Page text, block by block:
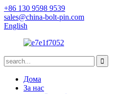
+86 130 9598 9539
sales@china-bolt-pin.com
English
Дома
За нас